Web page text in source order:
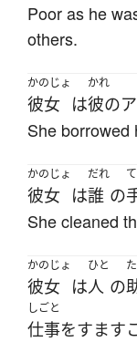
Poor as he
others.
かのじょ
彼女 は
かれ
彼の
She borrowed
かのじょ
彼女 は
だれ
誰 の
て
She cleaned
かのじょ
彼女 は
ひと
人 の
しごと
仕事をすます